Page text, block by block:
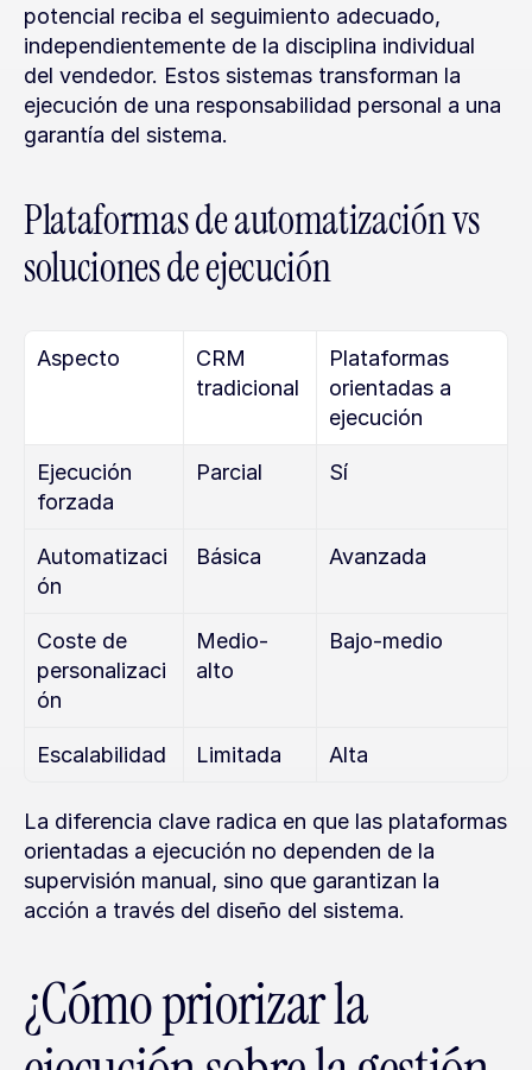
potencial reciba el seguimiento adecuado,
independientemente de la disciplina individual
del vendedor. Estos sistemas transforman la
ejecución de una responsabilidad personal a una
garantía del sistema.
Plataformas de automatización vs
soluciones de ejecución
Aspecto
CRM
tradicional
Plataformas
orientadas a
ejecución
Ejecución
forzada
Parcial Sí
Automatizaci
ón
Básica Avanzada
Coste de
personalizaci
ón
Medio-
alto
Bajo-medio
Escalabilidad Limitada Alta
La diferencia clave radica en que las plataformas
orientadas a ejecución no dependen de la
supervisión manual, sino que garantizan la
acción a través del diseño del sistema.
¿Cómo priorizar la